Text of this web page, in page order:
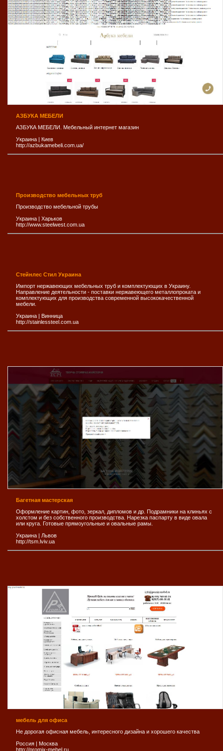
АЗБУКА МЕБЕЛИ
АЗБУКА МЕБЕЛИ. Мебельный интернет магазин
Украина | Киев
http://azbukamebeli.com.ua/
Производство мебельных труб
Производство мебельной трубы
Украина | Харьков
http://www.steelwest.com.ua
Стейнлес Стил Украина
Импорт нержавеющих мебельных труб и комплектующих в Украину.
Направление деятельности - поставки нержавеющего металлопроката и
комплектующих для производства современной высококачественной
мебели.
Украина | Винница
http://stainlessteel.com.ua
Багетная мастерская
Оформление картин, фото, зеркал, дипломов и др. Подрамники на клиньях с
холстом и без собственного производства. Нарезка паспарту в виде овала
или круга. Готовые прямоугольные и овальные рамы.
Украина
Львов
http://tsm.lviv.ua
мебель для офиса
Не дорогая офисная мебель, интересного дизайна и хорошего качества
Россия
Москва
http://promix-mebel.ru